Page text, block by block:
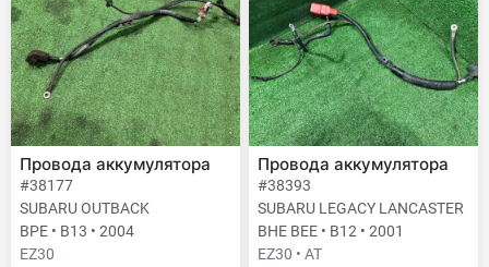
Провода аккумулятора
#38177
SUBARU OUTBACK
BPE • B13 • 2004
EZ30
Провода аккумулятора
#38393
SUBARU LEGACY LANCASTER
BHE BEE • B12 • 2001
EZ30 • AT